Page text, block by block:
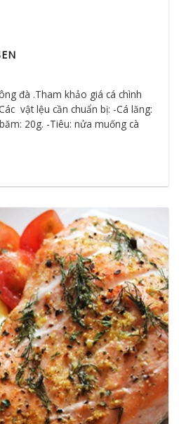
đà .Tham khảo giá cá chình
vật lệu cần chuẩn bị: -Cá lăng:
20g. -Tiêu: nửa muống cà